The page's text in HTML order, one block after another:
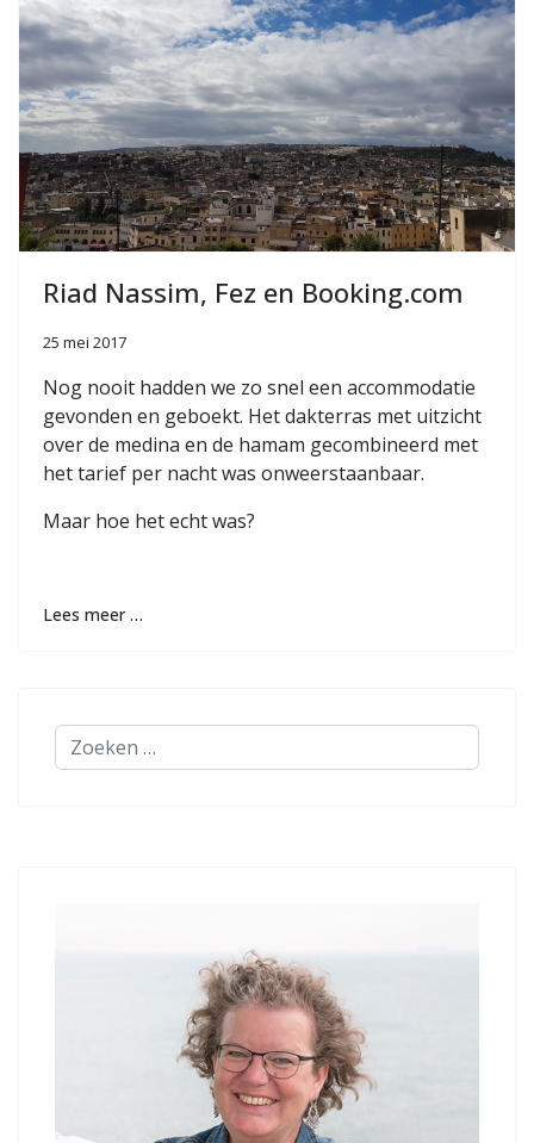
Riad Nassim, Fez en Booking.com
25 mei 2017
Nog nooit hadden we zo snel een accommodatie
gevonden en geboekt. Het dakterras met uitzicht
over de medina en de hamam gecombineerd met
het tarief per nacht was onweerstaanbaar.
Maar hoe het echt was?
Lees meer …